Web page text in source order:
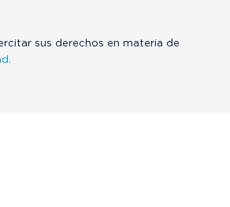
sus derechos en materia de